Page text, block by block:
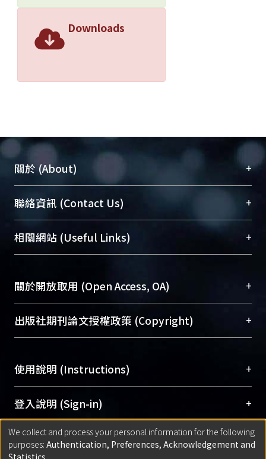
Downloads
關於 (About) +
臺大位居世界頂尖大學之列，為永久珍藏及向國際
展現本校豐碩的研究成果及學術能量，圖書館整合
機構典藏（NTUR）與學術庫（AH）不同功能平
台，成為臺大學術典藏NTU scholars。期能整合研
成果。
To permanently archive and promote researcher
profiles and scholarly works, Library integrates the
services of “NTU Repository” with “Academic
聯絡資訊 (Contact Us) +
總館學科館員(Main Library)
醫學圖書館學科館員(Medical Library)
Sciences Library)
相關網站 (Useful Links) +
關於開放取用 (Open Access, OA) +
開放取用是從使用者角度提升資訊取用性的社會運
動，應用在學術研究上是透過將研究著作公開供使
用逐年攀升。同時可加速研究發展、提升研究影響
Archive）平台。 （點選深入了解OA）
出版社期刊論文授權政策 (Copyright) +
含部分內容的版權非匯入者所有，或由第三方贊
助與合作完成，請確認該版權所有者及第三方同
意提供此授權。
Please represent that the submission is your
original work, and that you have the right to
grant the rights to upload.
使用說明 (Instructions) +
網站簡介(Quickstart Guide)
使用手冊(Instruction Manual)
線上預約服務(Booking Service)
登入說明 (Sign-in) +
方案一：臺灣大學計算機中心帳號登入
(With C&INC Email Account)
匯入著作 (Submission) +
We collect and process your personal information for the following
purposes: Authentication, Preferences, Acknowledgement and
Statistics